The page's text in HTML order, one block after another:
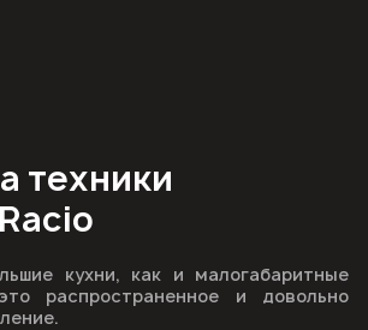
техники
кухни, как и малогабаритные
распространенное и довольно